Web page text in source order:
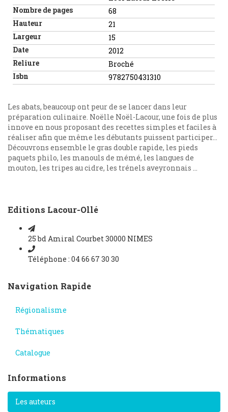
Nombre de pages
68
Hauteur
21
Largeur
15
Date
2012
Reliure
Broché
Isbn
9782750431310
Les abats, beaucoup ont peur de se lancer dans leur
préparation culinaire. Noëlle Noël-Lacour, une fois de plus
innove en nous proposant des recettes simples et faciles à
réaliser afin que même les débutants puissent participer...
Découvrons ensemble le gras double rapide, les pieds
paquets philo, les manouls de mémé, les langues de
mouton, les tripes au cidre, les trénels aveyronnais ...
Editions Lacour-Ollé
25 bd Amiral Courbet 30000 NIMES
Téléphone : 04 66 67 30 30
Navigation Rapide
Régionalisme
Thématiques
Catalogue
Informations
Les auteurs